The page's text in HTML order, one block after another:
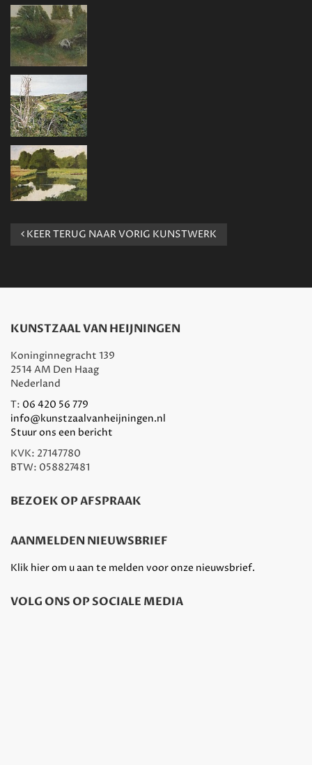
KEER TERUG NAAR VORIG KUNSTWERK
KUNSTZAAL VAN HEIJNINGEN
Koninginnegracht 139
2514 AM Den Haag
Nederland
T: 06 420 56 779
info@kunstzaalvanheijningen.nl
Stuur ons een bericht
KVK: 27147780
BTW: 058827481
BEZOEK OP AFSPRAAK
AANMELDEN NIEUWSBRIEF
Klik hier om u aan te melden voor onze nieuwsbrief.
VOLG ONS OP SOCIALE MEDIA